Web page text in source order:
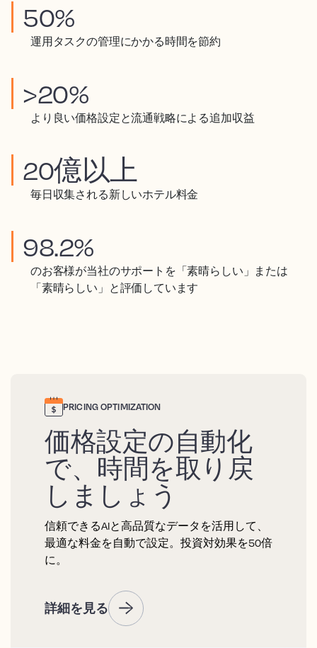
50%
運用タスクの管理にかかる時間を節約
>20%
より良い価格設定と流通戦略による追加収益
20億以上
毎日収集される新しいホテル料金
98.2%
のお客様が当社のサポートを「素晴らしい」または
「素晴らしい」と評価しています
PRICING OPTIMIZATION
価格設定の自動化
で、時間を取り戻
しましょう
信頼できるAIと高品質なデータを活用して、
最適な料金を自動で設定。投資対効果を50倍
に。
詳細を見る